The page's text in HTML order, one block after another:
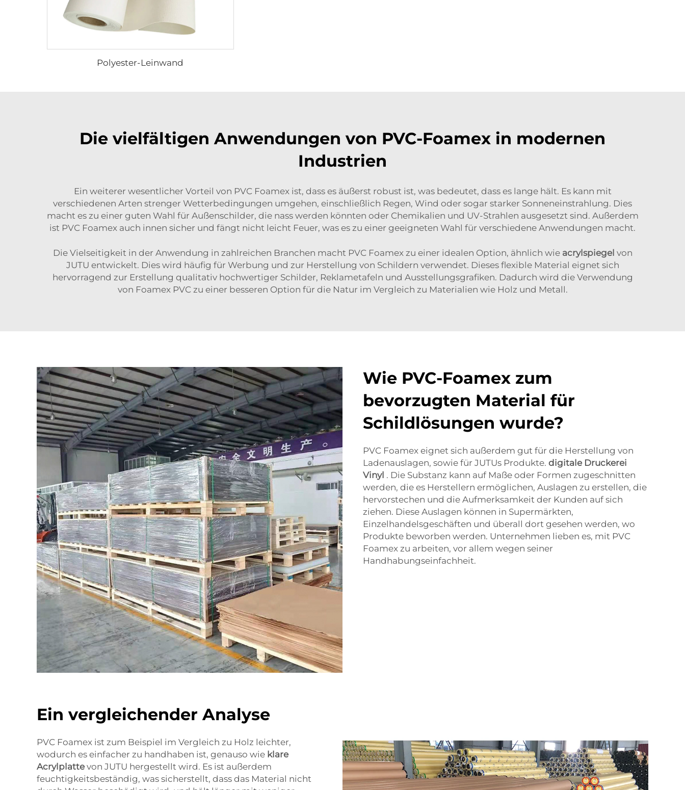
Polyester-Leinwand
Die vielfältigen Anwendungen von PVC-Foamex in modernen
Industrien
Ein weiterer wesentlicher Vorteil von PVC Foamex ist, dass es äußerst robust ist, was bedeutet, dass es lange hält. Es kann mit
verschiedenen Arten strenger Wetterbedingungen umgehen, einschließlich Regen, Wind oder sogar starker Sonneneinstrahlung. Dies
macht es zu einer guten Wahl für Außenschilder, die nass werden könnten oder Chemikalien und UV-Strahlen ausgesetzt sind. Außerdem
ist PVC Foamex auch innen sicher und fängt nicht leicht Feuer, was es zu einer geeigneten Wahl für verschiedene Anwendungen macht.
Die Vielseitigkeit in der Anwendung in zahlreichen Branchen macht PVC Foamex zu einer idealen Option, ähnlich wie acrylspiegel von
JUTU entwickelt. Dies wird häufig für Werbung und zur Herstellung von Schildern verwendet. Dieses flexible Material eignet sich
hervorragend zur Erstellung qualitativ hochwertiger Schilder, Reklametafeln und Ausstellungsgrafiken. Dadurch wird die Verwendung
von Foamex PVC zu einer besseren Option für die Natur im Vergleich zu Materialien wie Holz und Metall.
Wie PVC-Foamex zum
bevorzugten Material für
Schildlösungen wurde?
PVC Foamex eignet sich außerdem gut für die Herstellung von
Ladenauslagen, sowie für JUTUs Produkte. digitale Druckerei
Vinyl . Die Substanz kann auf Maße oder Formen zugeschnitten
werden, die es Herstellern ermöglichen, Auslagen zu erstellen, die
hervorstechen und die Aufmerksamkeit der Kunden auf sich
ziehen. Diese Auslagen können in Supermärkten,
Einzelhandelsgeschäften und überall dort gesehen werden, wo
Produkte beworben werden. Unternehmen lieben es, mit PVC
Foamex zu arbeiten, vor allem wegen seiner
Handhabungseinfachheit.
Ein vergleichender Analyse
PVC Foamex ist zum Beispiel im Vergleich zu Holz leichter,
wodurch es einfacher zu handhaben ist, genauso wie klare
Acrylplattevon JUTU hergestellt wird. Es ist außerdem
feuchtigkeitsbeständig, was sicherstellt, dass das Material nicht